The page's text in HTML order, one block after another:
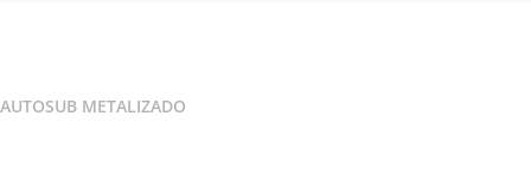
AUTOSUB METALIZADO